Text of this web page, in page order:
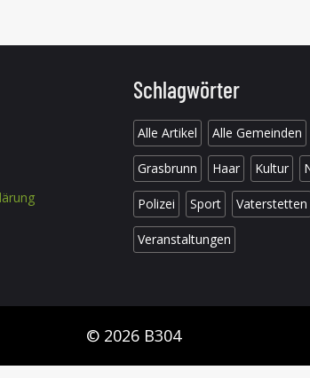
Schlagwörter
Alle Artikel Alle Gemeinden
Grasbrunn Haar Kultur
Polizei Sport Vaterstetten
Veranstaltungen
© 2026 B304